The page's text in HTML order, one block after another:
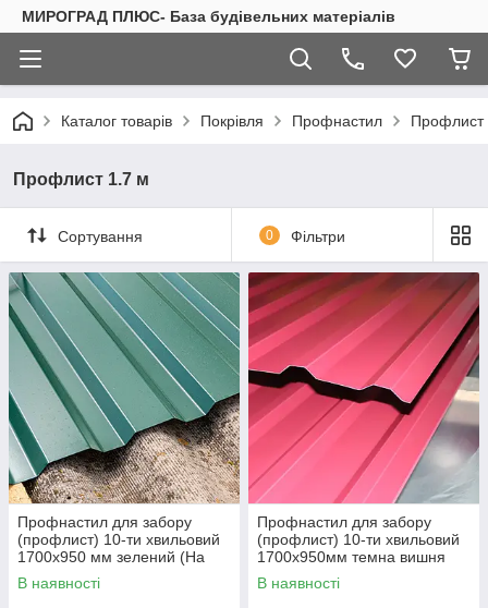
МИРОГРАД ПЛЮС- База будівельних матеріалів
Каталог товарів Покрівля Профнастил Профлист
Профлист 1.7 м
Сортування 0 Фільтри
Профнастил для забору
(профлист) 10-ти хвильовий
1700х950 мм зелений (На
даний товар доставка Новою
поштою не здійснюється)
В наявності
Профнастил для забору
(профлист) 10-ти хвильовий
1700х950мм темна вишня
(На даний товар доставка
Новою поштою не
В наявності